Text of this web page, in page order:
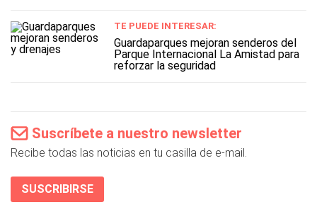
TE PUEDE INTERESAR:
Guardaparques mejoran senderos del
Parque Internacional La Amistad para
reforzar la seguridad
Suscríbete a nuestro newsletter
Recibe todas las noticias en tu casilla de e-mail.
SUSCRIBIRSE